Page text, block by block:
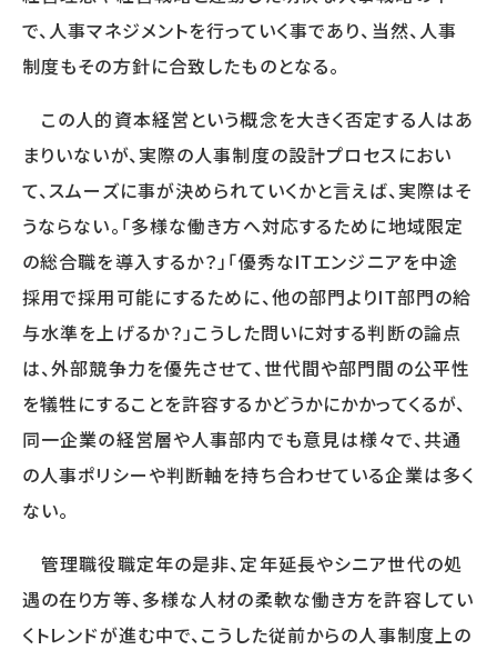
WORKS
人事向け無料セミナー情報
COMPANY
会社概要
コンサルタント紹介
RECRUIT
採用情報トップ
募集要項
OTHER
で、人事マネジメントを行っていく事であり、当然、人事
制度もその方針に合致したものとなる。
この人的資本経営という概念を大きく否定する人はあ
まりいないが、実際の人事制度の設計プロセスにおい
て、スムーズに事が決められていくかと言えば、実際はそ
うならない。「多様な働き方へ対応するために地域限定
の総合職を導入するか？」「優秀なITエンジニアを中途
採用で採用可能にするために、他の部門よりIT部門の給
与水準を上げるか？」こうした問いに対する判断の論点
は、外部競争力を優先させて、世代間や部門間の公平性
を犠牲にすることを許容するかどうかにかかってくるが、
同一企業の経営層や人事部内でも意見は様々で、共通
の人事ポリシーや判断軸を持ち合わせている企業は多く
ない。
管理職役職定年の是非、定年延長やシニア世代の処
遇の在り方等、多様な人材の柔軟な働き方を許容してい
くトレンドが進む中で、こうした従前からの人事制度上の